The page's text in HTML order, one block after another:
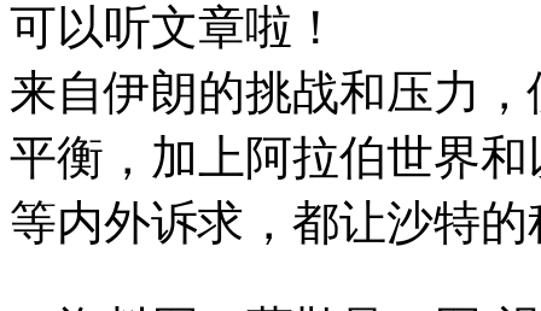
可以听文章啦！
来自伊朗的挑战和压力
平衡，加上阿拉伯世界
等内外诉求，都让沙特